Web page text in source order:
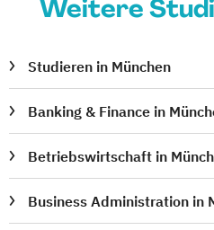
Weitere
Studieren in München
Banking & Finance in
Betriebswirtschaft in
Business Administration in